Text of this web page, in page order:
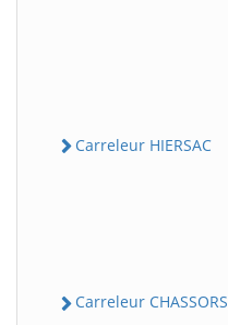
Carreleur HIERSAC
Carreleur CHASSORS